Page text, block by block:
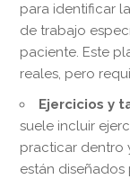
para identificar
de trabajo
paciente. Este
reales, pero
Ejercicios y
suele incluir
practicar dentro
están